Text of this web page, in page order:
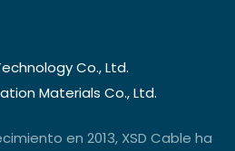
Co., Ltd.
Materials Co., Ltd.
en 2013, XSD Cable ha